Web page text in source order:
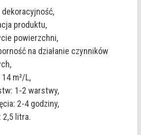
produktu,
powierzchni,
na działanie czynników
m²/L,
1-2 warstwy,
2-4 godziny,
2,5 litra.